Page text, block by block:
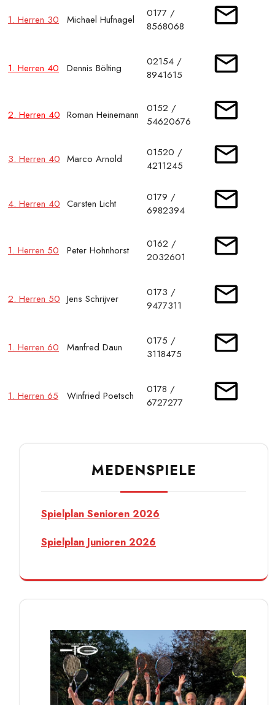
1. Herren 30 Michael Hufnagel
0177 /
8568068
1. Herren 40 Dennis Bölting
02154 /
8941615
2. Herren 40 Roman Heinemann
0152 /
54620676
3. Herren 40 Marco Arnold
01520 /
4211245
4. Herren 40 Carsten Licht
0179 /
6982394
1. Herren 50 Peter Hohnhorst
0162 /
2032601
2. Herren 50 Jens Schrijver
0173 /
9477311
1. Herren 60 Manfred Daun
0175 /
3118475
1. Herren 65 Winfried Poetsch
0178 /
6727277
MEDENSPIELE
Spielplan Senioren 2026
Spielplan Junioren 2026